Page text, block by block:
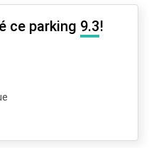
ce parking 9.3!